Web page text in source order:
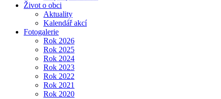
Život o obci
Aktuality
Kalendář akcí
Fotogalerie
Rok 2026
Rok 2025
Rok 2024
Rok 2023
Rok 2022
Rok 2021
Rok 2020